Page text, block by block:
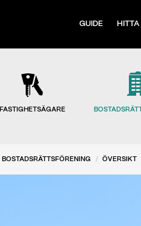
GUIDE
FASTIGHETSÄGARE
BOSTADSRÄTTSFÖRENING ÖVERSIKT